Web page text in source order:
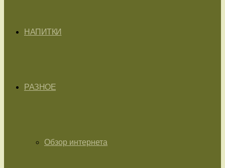
НАПИТКИ
РАЗНОЕ
Обзор интернета